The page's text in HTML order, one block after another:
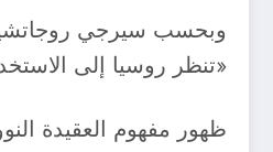
وبحسب سيرجي
«تنظر روسيا إلى
ظهور مفهوم العقيدة